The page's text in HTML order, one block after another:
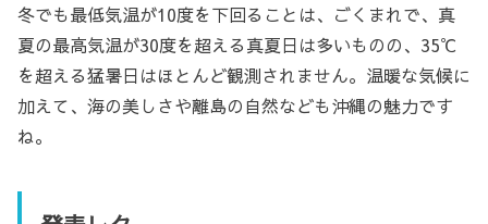
冬でも最低気温が10度を下回ることは、ごくまれで、真
夏の最高気温が30度を超える真夏日は多いものの、35℃
を超える猛暑日はほとんど観測されません。温暖な気候に
加えて、海の美しさや離島の自然なども沖縄の魅力です
ね。